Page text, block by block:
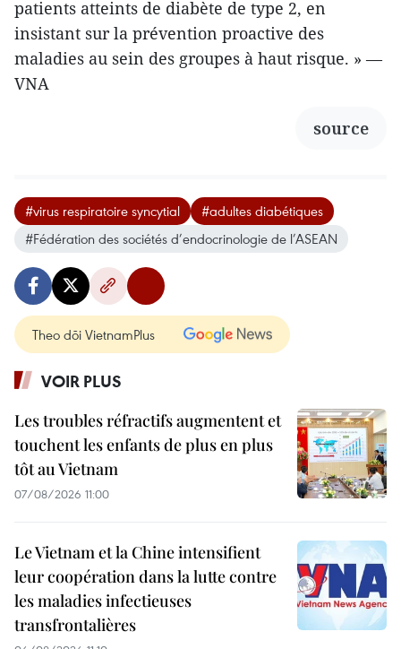
patients atteints de diabète de type 2, en
insistant sur la prévention proactive des
maladies au sein des groupes à haut risque. » —
VNA
source
#virus respiratoire syncytial
#adultes diabétiques
#Fédération des sociétés d’endocrinologie de l’ASEAN
Theo dõi VietnamPlus
VOIR PLUS
Les troubles réfractifs augmentent et
touchent les enfants de plus en plus
tôt au Vietnam
07/08/2026 11:00
Le Vietnam et la Chine intensifient
leur coopération dans la lutte contre
les maladies infectieuses
transfrontalières